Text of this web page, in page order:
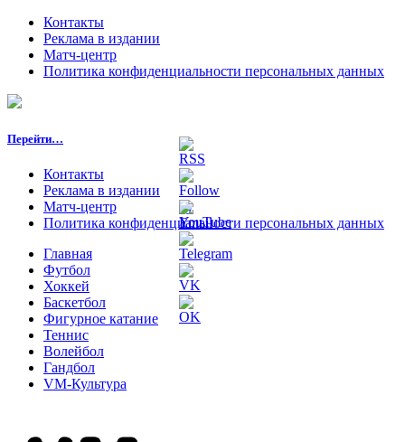
Контакты
Реклама в издании
Матч-центр
Политика конфиденциальности персональных данных
Перейти…
Контакты
Реклама в издании
Матч-центр
Политика конфиденциальности персональных данных
Главная
Футбол
Хоккей
Баскетбол
Фигурное катание
Теннис
Волейбол
Гандбол
VM-Культура